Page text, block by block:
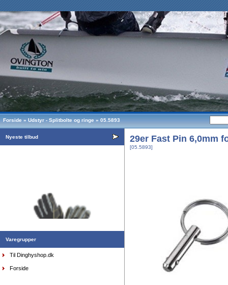
Forside » Udstyr - Splitbolte og ringe » 05.5893
Nyeste tilbud
Handsker Musto - Winter Performance, lange fingre
Varegrupper
Til Dinghyshop.dk
Forside
29er Fast Pin 6,0mm
[05.5893]